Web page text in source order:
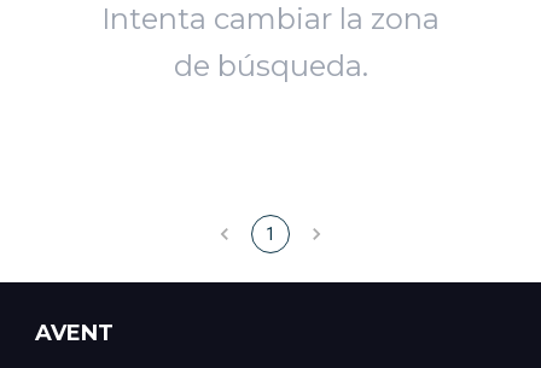
Intenta cambiar la zona
de búsqueda.
1
AVENT